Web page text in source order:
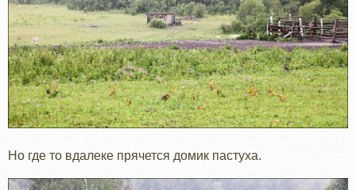
Но где то вдалеке прячется домик пастуха.